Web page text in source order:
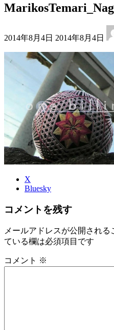
2014年8月4日 終
更
新
時
:
2014年8月4日
X
Bluesky
コメントを残す
メールアドレスが公開される
ている欄は必須項目です
コメント ※